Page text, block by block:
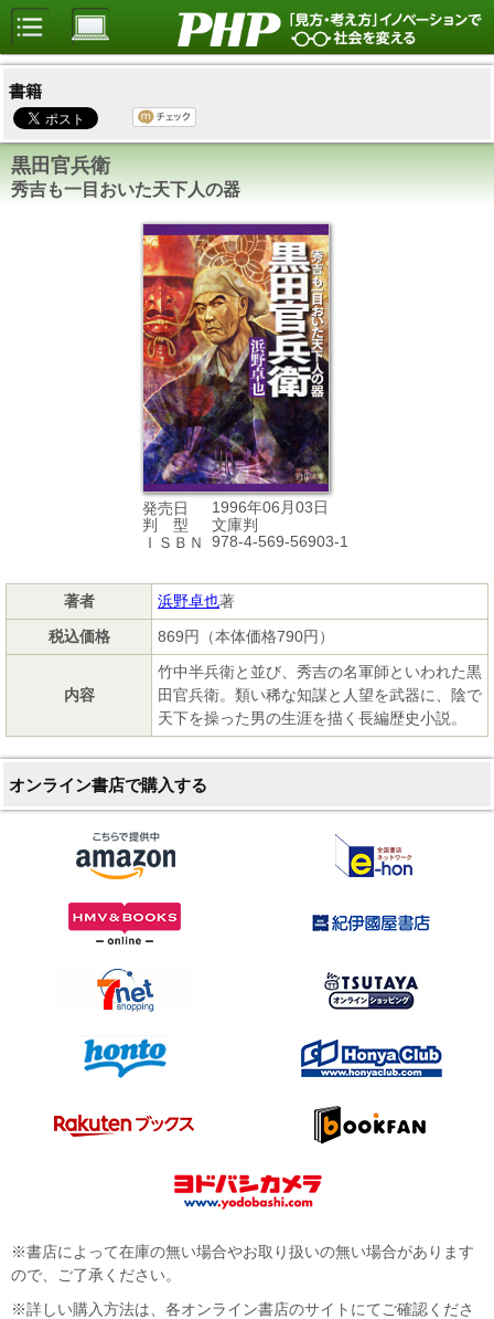
書籍
黒田官兵衛
秀吉も一目おいた天下人の器
発売日
1996年06月03日
判 型
文庫判
ＩＳＢＮ
978-4-569-56903-1
著者 浜野卓也著
税込価格
869円（本体価格790円）
内容
竹中半兵衛と並び、秀吉の名軍師といわれた黒
田官兵衛。類い稀な知謀と人望を武器に、陰で
天下を操った男の生涯を描く長編歴史小説。
オンライン書店で購入する
※書店によって在庫の無い場合やお取り扱いの無い場合があります
ので、ご了承ください。
※詳しい購入方法は、各オンライン書店のサイトにてご確認くださ